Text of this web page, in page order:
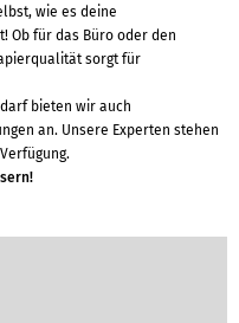
wie es deine
Ob für das Büro oder den
sorgt für
bieten wir auch
an. Unsere Experten stehen